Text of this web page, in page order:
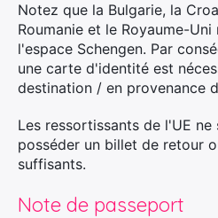
Notez que la Bulgarie, la
Roumanie et le Royaume-
l'espace Schengen. Par
une carte d'identité est
destination / en provenance
Les ressortissants de l'UE
posséder un billet de retour
suffisants.
Note de passeport